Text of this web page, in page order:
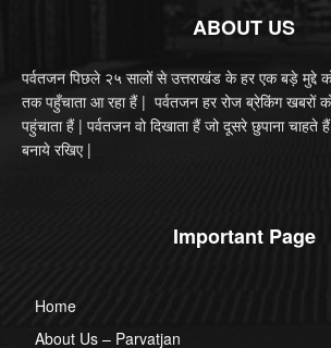
ABOUT US
पर्वतजन पिछले २५ सालों से उत्तराखंड के हर एक बड़े मुद्दे
तक पहुँचाता आ रहा हैं | पर्वतजन हर रोज ब्रेकिंग
पहुंचाता हैं | पर्वतजन वो दिखाता हैं जो दूसरे छुपाना चाहते
बनाये रखिए |
Important Page
Home
About Us – Parvatjan